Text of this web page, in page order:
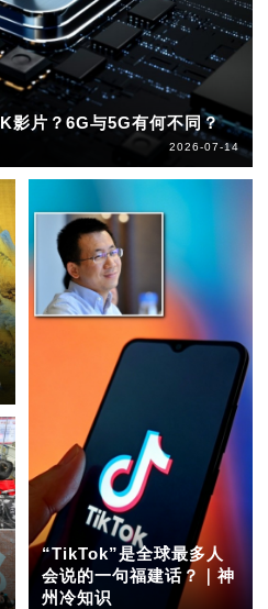
影片？6G与5G有何不同？
2026-07-14
“TikTok”是全球最多人
会说的一句福建话？｜神
州冷知识